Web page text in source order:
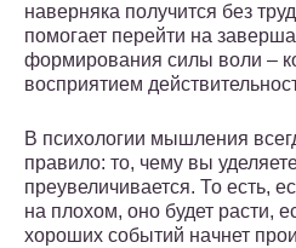
наверняка получится без
помогает перейти на
формирования силы воли –
восприятием
В психологии мышления
правило: то, чему вы
преувеличивается. То есть,
на плохом, оно будет расти,
хороших событий начнет